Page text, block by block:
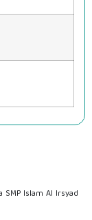
Islam Al Irsyad